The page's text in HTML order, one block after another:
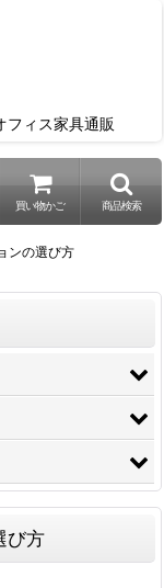
フィス家具通販
買い物かご 商品検索
ンの選び方
び方